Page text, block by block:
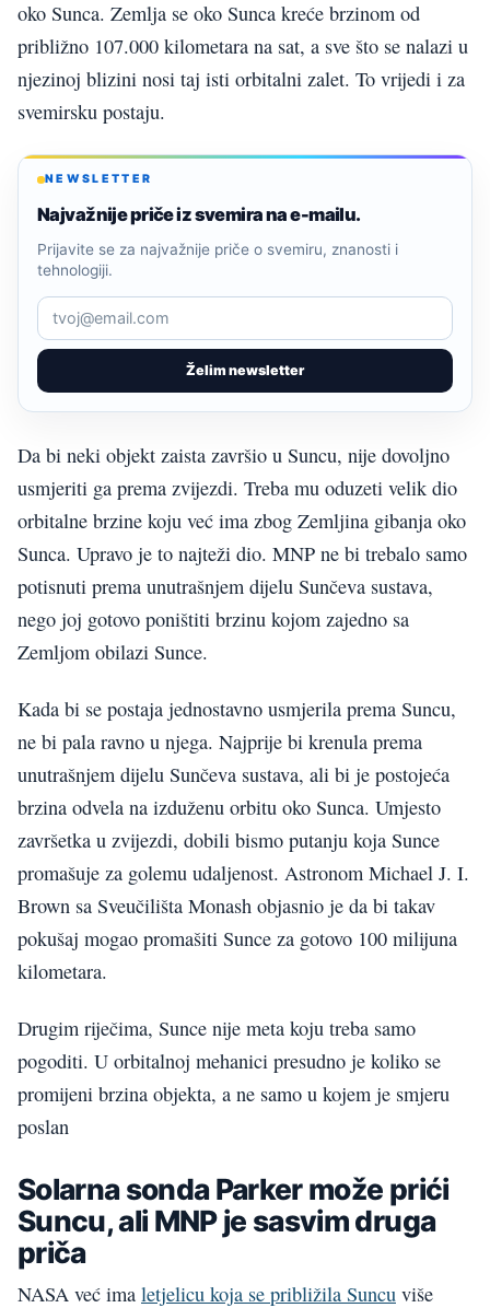
oko Sunca. Zemlja se oko Sunca kreće brzinom od
približno 107.000 kilometara na sat, a sve što se nalazi u
njezinoj blizini nosi taj isti orbitalni zalet. To vrijedi i za
svemirsku postaju.
NEWSLETTER
Najvažnije priče iz svemira na e-mailu.
Želim newsletter
Prijavite se za najvažnije priče o svemiru, znanosti i
tehnologiji.
Da bi neki objekt zaista završio u Suncu, nije dovoljno
usmjeriti ga prema zvijezdi. Treba mu oduzeti velik dio
orbitalne brzine koju već ima zbog Zemljina gibanja oko
Sunca. Upravo je to najteži dio. MNP ne bi trebalo samo
potisnuti prema unutrašnjem dijelu Sunčeva sustava,
nego joj gotovo poništiti brzinu kojom zajedno sa
Zemljom obilazi Sunce.
Kada bi se postaja jednostavno usmjerila prema Suncu,
ne bi pala ravno u njega. Najprije bi krenula prema
unutrašnjem dijelu Sunčeva sustava, ali bi je postojeća
brzina odvela na izduženu orbitu oko Sunca. Umjesto
završetka u zvijezdi, dobili bismo putanju koja Sunce
promašuje za golemu udaljenost. Astronom Michael J. I.
Brown sa Sveučilišta Monash objasnio je da bi takav
pokušaj mogao promašiti Sunce za gotovo 100 milijuna
kilometara.
Drugim riječima, Sunce nije meta koju treba samo
pogoditi. U orbitalnoj mehanici presudno je koliko se
promijeni brzina objekta, a ne samo u kojem je smjeru
poslan
Solarna sonda Parker može prići
Suncu, ali MNP je sasvim druga
priča
NASA već ima letjelicu koja se približila Suncu više